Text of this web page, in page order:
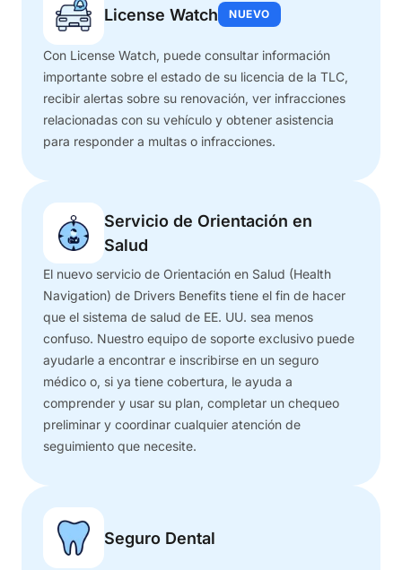
License Watch NUEVO
Con License Watch, puede consultar información
importante sobre el estado de su licencia de la TLC,
recibir alertas sobre su renovación, ver infracciones
relacionadas con su vehículo y obtener asistencia
para responder a multas o infracciones.
Servicio de Orientación en
Salud
El nuevo servicio de Orientación en Salud (Health
Navigation) de Drivers Benefits tiene el fin de hacer
que el sistema de salud de EE. UU. sea menos
confuso. Nuestro equipo de soporte exclusivo puede
ayudarle a encontrar e inscribirse en un seguro
médico o, si ya tiene cobertura, le ayuda a
comprender y usar su plan, completar un chequeo
preliminar y coordinar cualquier atención de
seguimiento que necesite.
Seguro Dental